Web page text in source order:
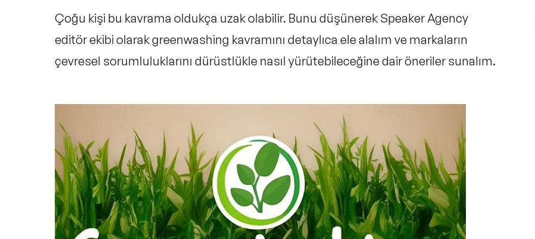
Çoğu kişi bu kavrama oldukça uzak olabilir. Bunu düşünerek Speaker Agency
editör ekibi olarak greenwashing kavramını detaylıca ele alalım ve markaların
çevresel sorumluluklarını dürüstlükle nasıl yürütebileceğine dair öneriler sunalım.